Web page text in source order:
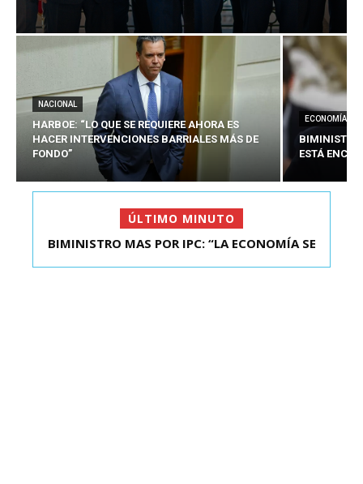
NACIONAL
HARBOE: “LO QUE SE REQUIERE AHORA ES
HACER INTERVENCIONES BARRIALES MÁS DE
FONDO”
ECONOMÍA
BIMINISTRO
ESTÁ
ÚLTIMO MINUTO
KAST SE REUNIÓ CON EL PRESIDENTE ELECTO DE
BIMINISTRO MAS POR IPC: “LA ECONOMÍA SE